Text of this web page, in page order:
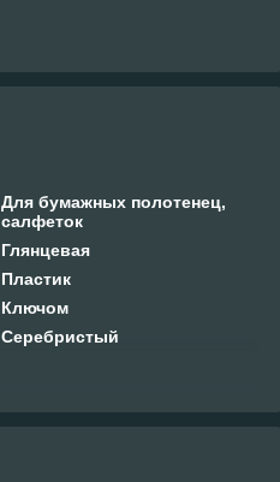
Для бумажных полотенец,
салфеток
Глянцевая
Пластик
Ключом
Серебристый